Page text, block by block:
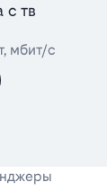
с тв
мбит/с